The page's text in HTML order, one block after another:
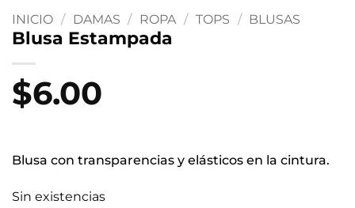
INICIO / DAMAS / ROPA / TOPS / BLUSAS
Blusa Estampada
$6.00
Blusa con transparencias y elásticos en la cintura.
Sin existencias